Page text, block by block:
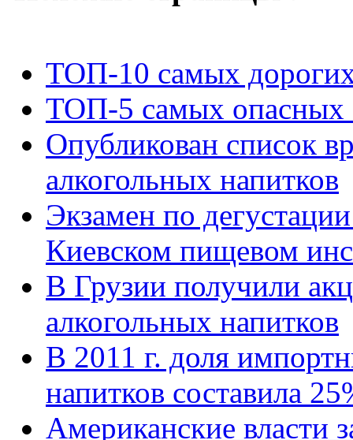
ТОП-10 самых
ТОП-5 самых опасных
Опубликован список
алкогольных напитков
Экзамен по
Киевском пищевом
В Грузии получили
алкогольных напитков
В 2011 г. доля
напитков составила
Американские власти